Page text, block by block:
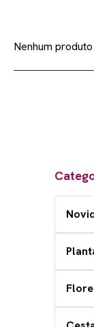
Nenhum